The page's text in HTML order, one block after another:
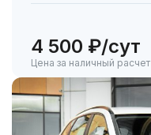
4 500 ₽/сут
Цена за наличный расчет